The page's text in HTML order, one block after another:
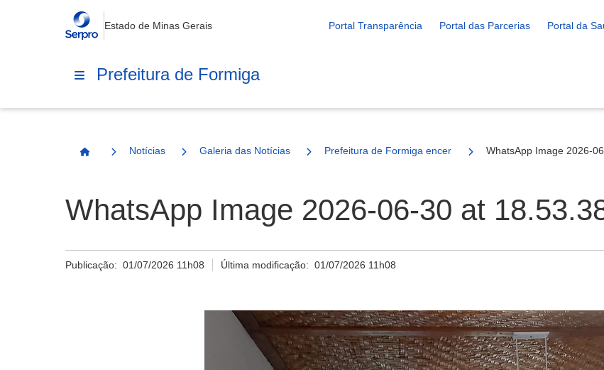
Estado de Minas Gerais Portal Transparência Portal das Parcerias Portal da
Prefeitura de Formiga
Página Inicial
Notícias Galeria das Notícias Prefeitura de Formiga encerra ações do Junho Violeta no
WhatsApp Image 2026-
WhatsApp Image 2026-06-30 at
Publicação: 01/07/2026 11h08 Última modificação:01/07/2026 11h08